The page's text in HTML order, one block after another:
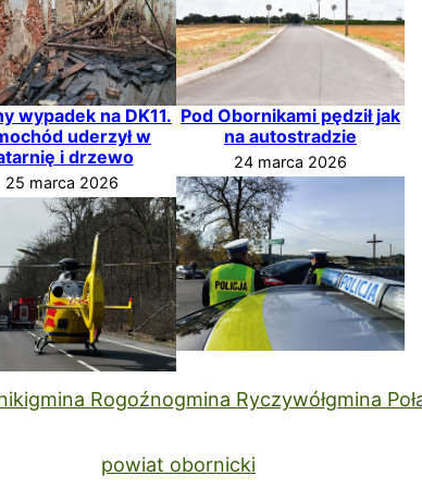
wypadek na DK11.
uderzył w
i drzewo
25 marca 2026
Pod Obornikami pędził jak
na autostradzie
24 marca 2026
gmina Rogoźnogmina Ryczywółgmina
powiat obornicki